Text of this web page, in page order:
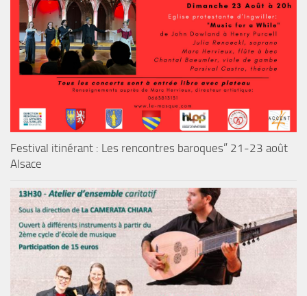
Festival itinérant : Les rencontres baroques” 21-23 août
Alsace